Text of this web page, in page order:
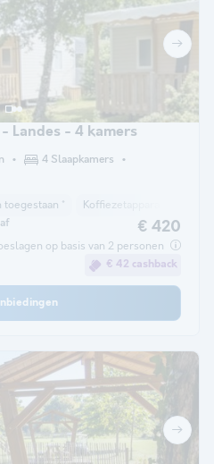
Landes - 4 kamers
4 Slaapkamers
toegestaan * Koffiezetapparaat
€ 420
op basis van 2 personen
€ 42 cashback